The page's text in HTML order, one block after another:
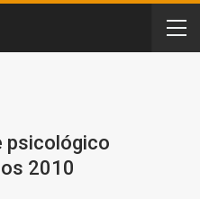
psicológico
2010